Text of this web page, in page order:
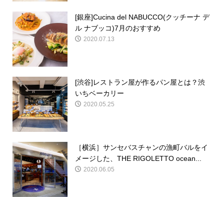
[銀座]Cucina del NABUCCO(クッチーナ デ
ル ナブッコ)7月のおすすめ
2020.07.13
[渋谷]レストラン屋が作るパン屋とは？渋
いちベーカリー
2020.05.25
［横浜］サンセバスチャンの漁町バルをイ
メージした、THE RIGOLETTO ocean...
2020.06.05